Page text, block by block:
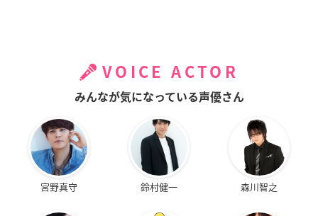
VOICE ACTOR
みんなが気になっている声優さん
宮野真守 鈴村健一 森川智之